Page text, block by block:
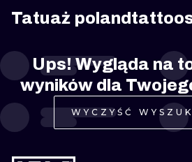
WROCŁAW ŁÓDŹ
AMSTERDAM
PRAGA
Tatuaż
Ups! Wygląda na
wyników dla
WYCZYŚĆ